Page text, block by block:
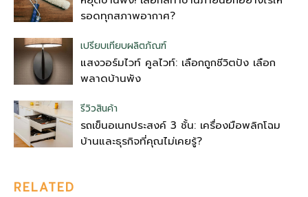
รอดทุกสภาพอากาศ?
เปรียบเทียบผลิตภัณฑ์
แสงวอร์มไวท์ คูลไวท์: เลือกถูกชีวิตปัง เลือก
พลาดบ้านพัง
รีวิวสินค้า
รถเข็นอเนกประสงค์ 3 ชั้น: เครื่องมือพลิกโฉม
บ้านและธุรกิจที่คุณไม่เคยรู้?
RELATED